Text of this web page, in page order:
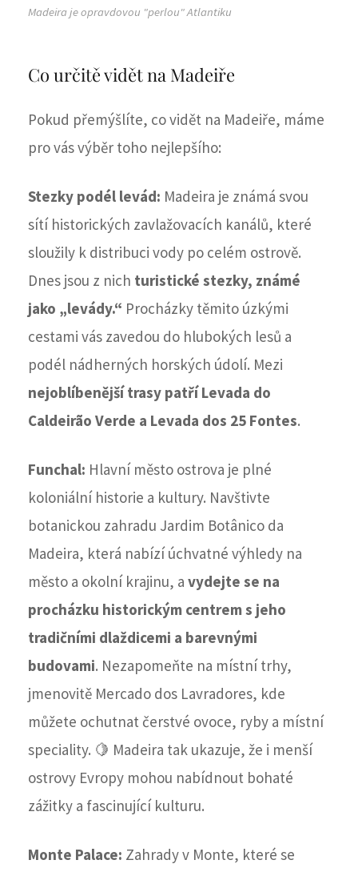
Madeira je opravdovou "perlou" Atlantiku
Co určitě vidět na Madeiře
Pokud přemýšlíte, co vidět na Madeiře, máme
pro vás výběr toho nejlepšího:
Stezky podél levád: Madeira je známá svou
sítí historických zavlažovacích kanálů, které
sloužily k distribuci vody po celém ostrově.
Dnes jsou z nich turistické stezky, známé
jako „levády.“ Procházky těmito úzkými
cestami vás zavedou do hlubokých lesů a
podél nádherných horských údolí. Mezi
nejoblíbenější trasy patří Levada do
Caldeirão Verde a Levada dos 25 Fontes.
Funchal: Hlavní město ostrova je plné
koloniální historie a kultury. Navštivte
botanickou zahradu Jardim Botânico da
Madeira, která nabízí úchvatné výhledy na
město a okolní krajinu, a vydejte se na
procházku historickým centrem s jeho
tradičními dlaždicemi a barevnými
budovami. Nezapomeňte na místní trhy,
jmenovitě Mercado dos Lavradores, kde
můžete ochutnat čerstvé ovoce, ryby a místní
speciality. 🍋 Madeira tak ukazuje, že i menší
ostrovy Evropy mohou nabídnout bohaté
zážitky a fascinující kulturu.
Monte Palace: Zahrady v Monte, které se